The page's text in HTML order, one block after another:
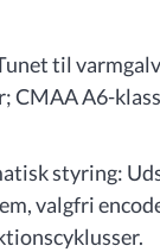
til
CMAA A6-
styring:
valgfri